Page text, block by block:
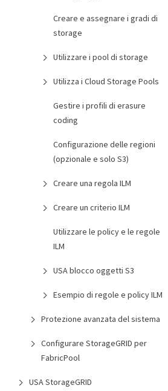
Creare e assegnare i gradi di
storage
Utilizzare i pool di storage
Utilizza i Cloud Storage Pools
Gestire i profili di erasure
coding
Configurazione delle regioni
(opzionale e solo S3)
Creare una regola ILM
Creare un criterio ILM
Utilizzare le policy e le regole
ILM
USA blocco oggetti S3
Esempio di regole e policy ILM
Protezione avanzata del sistema
Configurare StorageGRID per
FabricPool
USA StorageGRID